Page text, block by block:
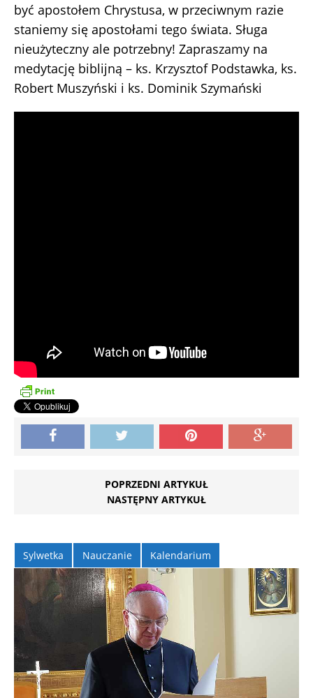
być apostołem Chrystusa, w przeciwnym razie
staniemy się apostołami tego świata. Sługa
nieużyteczny ale potrzebny! Zapraszamy na
medytację biblijną – ks. Krzysztof Podstawka, ks.
Robert Muszyński i ks. Dominik Szymański
POPRZEDNI ARTYKUŁ
NASTĘPNY ARTYKUŁ
Sylwetka Nauczanie Kalendarium